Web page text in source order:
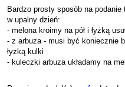
Bardzo prosty sposób na
w upalny dzień:
- melona kroimy na pół i łyżką
- z arbuza - musi być koniecznie
łyżką kulki
- kuleczki arbuza układamy na